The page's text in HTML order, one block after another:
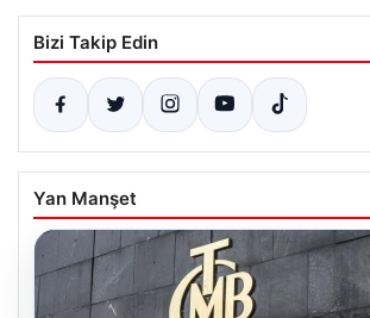
Bizi Takip Edin
Yan Manşet